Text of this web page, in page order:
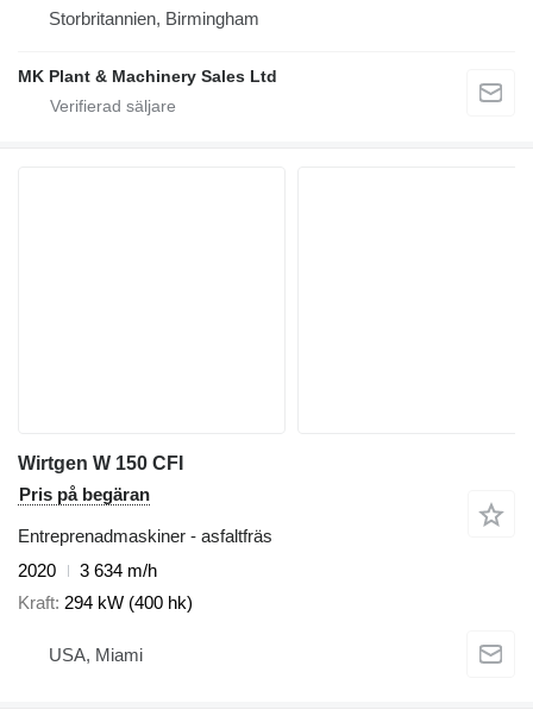
Storbritannien, Birmingham
MK Plant & Machinery Sales Ltd
Wirtgen W 150 CFI
Pris på begäran
Entreprenadmaskiner - asfaltfräs
2020
3 634 m/h
Kraft 294 kW (400 hk)
USA, Miami